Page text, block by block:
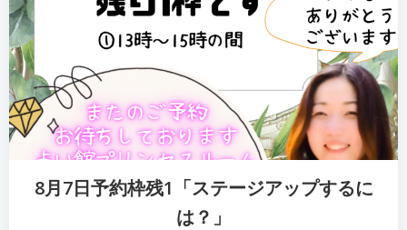
8月7日予約枠残1「ステージアップするに
は？」